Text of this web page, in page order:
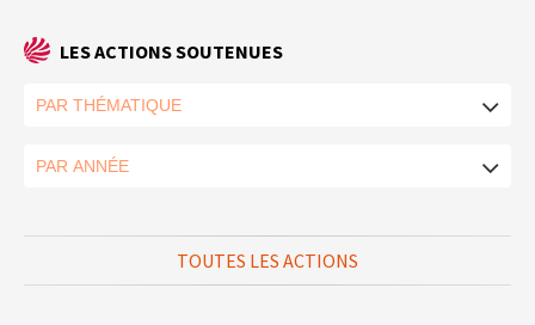
LES ACTIONS SOUTENUES
TOUTES LES ACTIONS